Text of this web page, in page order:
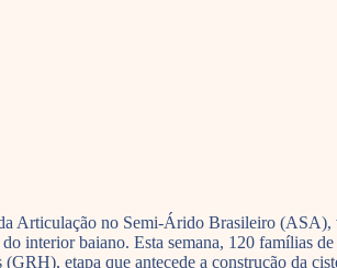
Articulação no Semi-Árido Brasileiro (ASA),
interior baiano. Esta semana, 120 famílias
etapa que antecede a construção da